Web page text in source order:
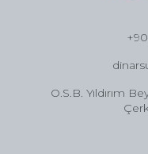
O.S.B. Yıldırım